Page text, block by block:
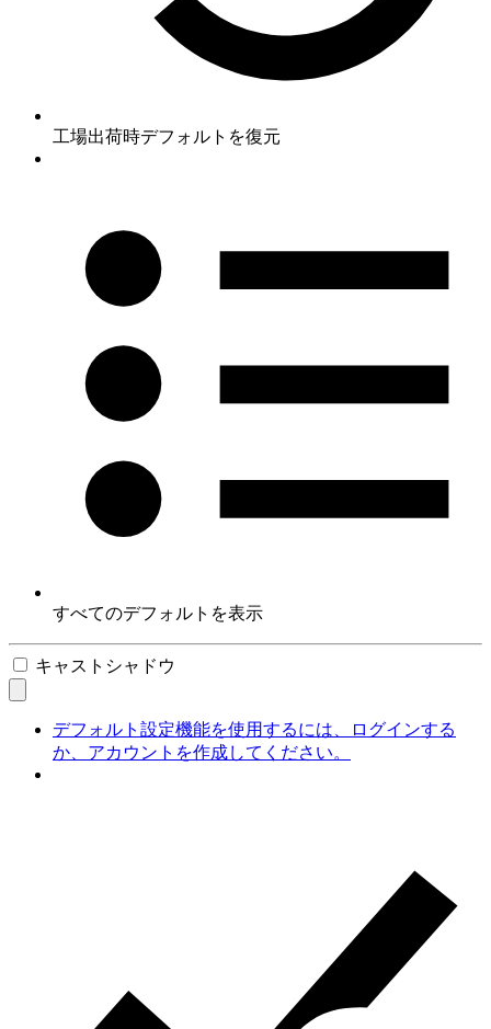
工場出荷時デフォルトを復元
すべてのデフォルトを表示
キャストシャドウ
デフォルト設定機能を使用するには、ログインする
か、アカウントを作成してください。